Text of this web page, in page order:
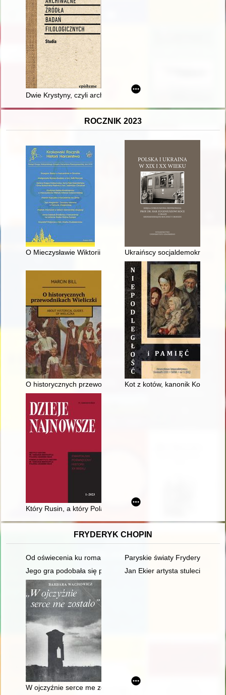
Dwie Krystyny, czyli archiwa, archiwalia i głębsze znaczenie
ROCZNIK 2023
O Mieczysławie Wiktorii Miterze-Dobrowolskiej
Ukraińscy socjaldemokraci
O historycznych przewodnikach Wieliczki = About historical
Kot z kotów, kanonik
Który Rusin, a który Polak..." : ukraińskie straty osobowe w
FRYDERYK CHOPIN
Od oświecenia ku romantyzmowi i dalej... Autorzy, dzieła,
Paryskie światy Fryderyka
Jego gra podobała się przede wszystkim damom... Chopin i
Jan Ekier artysta stulecia - w
W ojczyźnie serce me zostało". Szlakiem Mickiewicza,